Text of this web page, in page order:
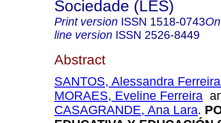
Sociedade (LES)
Print version ISSN 1518-0743
line version ISSN 2526-8449
Abstract
SANTOS, Alessandra
MORAES, Eveline Ferreira
CASAGRANDE, Ana Lara.